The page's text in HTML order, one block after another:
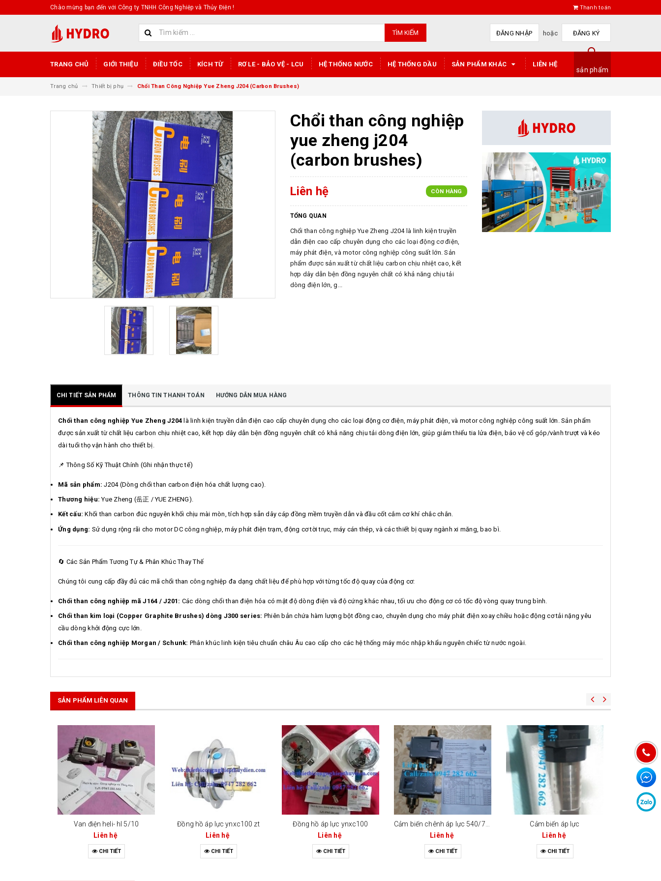
Chào mừng bạn đến với Công ty TNHH Công Nghiệp và Thủy Điện ! Thanh toán
TÌM KIẾM ĐĂNG NHẬP hoặc ĐĂNG KÝ
TRANG CHỦ GIỚI THIỆU ĐIỀU TỐC KÍCH TỪ RƠ LE - BẢO VỆ - LCU HỆ THỐNG NƯỚC HỆ THỐNG DẦU SẢN PHẨM KHÁC LIÊN HỆ
sản phẩm
Trang chủ Thiết bị phụ Chổi Than Công Nghiệp Yue Zheng J204 (Carbon Brushes)
Chổi than công nghiệp
yue zheng j204
(carbon brushes)
Liên hệ CÒN HÀNG
TỔNG QUAN
Chổi than công nghiệp Yue Zheng J204 là linh kiện truyền
dẫn điện cao cấp chuyên dụng cho các loại động cơ điện,
máy phát điện, và motor công nghiệp công suất lớn. Sản
phẩm được sản xuất từ chất liệu carbon chịu nhiệt cao, kết
hợp dây dẫn bện đồng nguyên chất có khả năng chịu tải
dòng điện lớn, g...
CHI TIẾT SẢN PHẨM THÔNG TIN THANH TOÁN HƯỚNG DẪN MUA HÀNG
Chổi than công nghiệp Yue Zheng J204 là linh kiện truyền dẫn điện cao cấp chuyên dụng cho các loại động cơ điện, máy phát điện, và motor công nghiệp công suất lớn. Sản phẩm
được sản xuất từ chất liệu carbon chịu nhiệt cao, kết hợp dây dẫn bện đồng nguyên chất có khả năng chịu tải dòng điện lớn, giúp giảm thiểu tia lửa điện, bảo vệ cổ góp/vành trượt và kéo
dài tuổi thọ vận hành cho thiết bị.
📌 Thông Số Kỹ Thuật Chính (Ghi nhận thực tế)
Mã sản phẩm: J204 (Dòng chổi than carbon điện hóa chất lượng cao).
Thương hiệu: Yue Zheng (岳正 / YUE ZHENG).
Kết cấu: Khối than carbon đúc nguyên khối chịu mài mòn, tích hợp sẵn dây cáp đồng mềm truyền dẫn và đầu cốt cắm cơ khí chắc chắn.
Ứng dụng: Sử dụng rộng rãi cho motor DC công nghiệp, máy phát điện trạm, động cơ tời trục, máy cán thép, và các thiết bị quay ngành xi măng, bao bì.
🔄 Các Sản Phẩm Tương Tự & Phân Khúc Thay Thế
Chúng tôi cung cấp đầy đủ các mã chổi than công nghiệp đa dạng chất liệu để phù hợp với từng tốc độ quay của động cơ:
Chổi than công nghiệp mã J164 / J201: Các dòng chổi than điện hóa có mật độ dòng điện và độ cứng khác nhau, tối ưu cho động cơ có tốc độ vòng quay trung bình.
Chổi than kim loại (Copper Graphite Brushes) dòng J300 series: Phiên bản chứa hàm lượng bột đồng cao, chuyên dụng cho máy phát điện xoay chiều hoặc động cơ tải nặng yêu
cầu dòng khởi động cực lớn.
Chổi than công nghiệp Morgan / Schunk: Phân khúc linh kiện tiêu chuẩn châu Âu cao cấp cho các hệ thống máy móc nhập khẩu nguyên chiếc từ nước ngoài.
SẢN PHẨM LIÊN QUAN
Van điện heli- hl 5/10
Liên hệ
CHI TIẾT
Đồng hồ áp lực ynxc100 zt
Liên hệ
CHI TIẾT
Đồng hồ áp lực ynxc100
Liên hệ
CHI TIẾT
Liên hệ
CHI TIẾT
Cảm biến áp lực
Liên hệ
CHI TIẾT